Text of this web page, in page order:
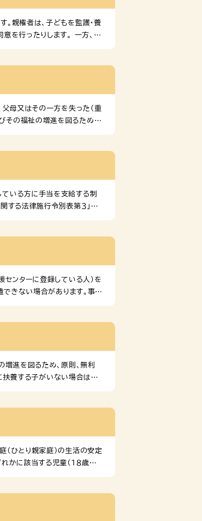
親権者は、子どもを監護・養
を行ったりします。 一方、親
年） […]
母又はその一方を失った（重
その福祉の増進を図るため支
いる方に手当を支給する制
する法律施行令別表第３」に
） 重度障がい児 […]
ンターに登録している人）を
できない場合があります。事前
進を図るため、原則、無利
養する子がいない場合は所
ひとり親家庭）の生活の安定
かに該当する児童（１８歳に
消費者物価指 […]